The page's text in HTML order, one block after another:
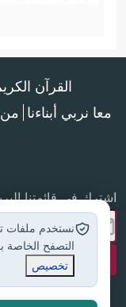
القرآن
معا نربي أبناءنا
اشترك في قائمتنا
نستخدم ملفات
التصفح
تخصيص